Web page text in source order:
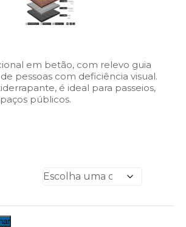
em betão, com relevo guia
pessoas com deficiência visual.
é ideal para passeios,
públicos.